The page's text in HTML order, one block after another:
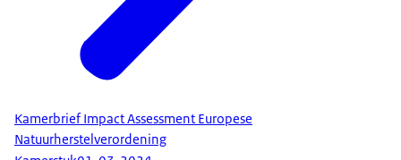
Kamerbrief Impact Assessment Europese
Natuurherstelverordening